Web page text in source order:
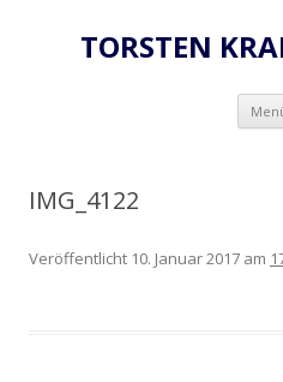
TORSTEN
IMG_4122
Veröffentlicht 10. Januar 2017 am